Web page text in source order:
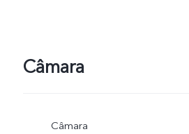
Câmara
Câmara